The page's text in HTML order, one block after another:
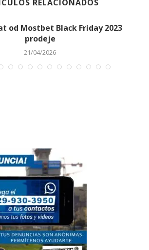
RELACIONADOS
od Mostbet Black Friday 2023
prodeje
21/04/2026